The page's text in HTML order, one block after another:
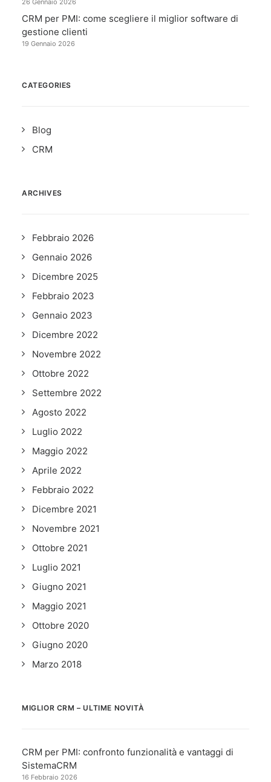
26 Gennaio 2026
CRM per PMI: come scegliere il miglior software di
gestione clienti
19 Gennaio 2026
CATEGORIES
Blog
CRM
ARCHIVES
Febbraio 2026
Gennaio 2026
Dicembre 2025
Febbraio 2023
Gennaio 2023
Dicembre 2022
Novembre 2022
Ottobre 2022
Settembre 2022
Agosto 2022
Luglio 2022
Maggio 2022
Aprile 2022
Febbraio 2022
Dicembre 2021
Novembre 2021
Ottobre 2021
Luglio 2021
Giugno 2021
Maggio 2021
Ottobre 2020
Giugno 2020
Marzo 2018
MIGLIOR CRM – ULTIME NOVITÀ
CRM per PMI: confronto funzionalità e vantaggi di
SistemaCRM
16 Febbraio 2026